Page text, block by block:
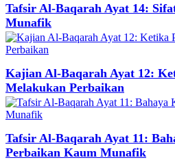
Tafsir Al-Baqarah Ayat 14:
Munafik
Kajian Al-Baqarah Ayat 12:
Melakukan Perbaikan
Tafsir Al-Baqarah Ayat 11:
Perbaikan Kaum Munafik